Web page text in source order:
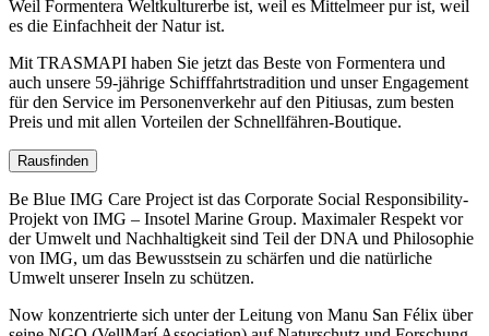
Weil Formentera Weltkulturerbe ist, weil es Mittelmeer pur ist, weil
es die Einfachheit der Natur ist.
Mit TRASMAPI haben Sie jetzt das Beste von Formentera und
auch unsere 59-jährige Schifffahrtstradition und unser Engagement
für den Service im Personenverkehr auf den Pitiusas, zum besten
Preis und mit allen Vorteilen der Schnellfähren-Boutique.
Rausfinden
Be Blue IMG Care Project ist das Corporate Social Responsibility-
Projekt von IMG – Insotel Marine Group. Maximaler Respekt vor
der Umwelt und Nachhaltigkeit sind Teil der DNA und Philosophie
von IMG, um das Bewusstsein zu schärfen und die natürliche
Umwelt unserer Inseln zu schützen.
Now konzentrierte sich unter der Leitung von Manu San Félix über